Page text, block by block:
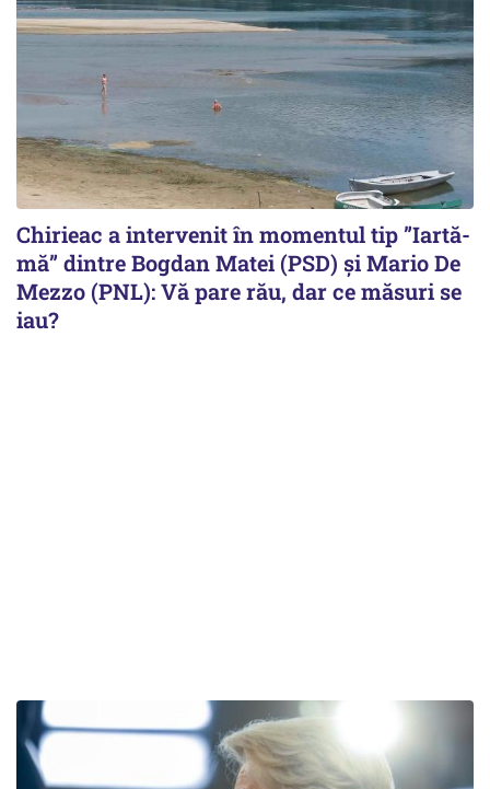
Chirieac a intervenit în momentul tip ”Iartă-
mă” dintre Bogdan Matei (PSD) și Mario De
Mezzo (PNL): Vă pare rău, dar ce măsuri se
iau?